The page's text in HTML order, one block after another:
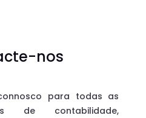
nos
para todas as
de contabilidade,